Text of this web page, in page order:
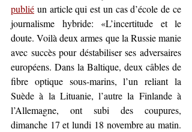
publié un article qui est un cas d’école de ce
journalisme hybride: «L’incertitude et le
doute. Voilà deux armes que la Russie manie
avec succès pour déstabiliser ses adversaires
européens. Dans la Baltique, deux câbles de
fibre optique sous-marins, l’un reliant la
Suède à la Lituanie, l’autre la Finlande à
l’Allemagne, ont subi des coupures,
dimanche 17 et lundi 18 novembre au matin.